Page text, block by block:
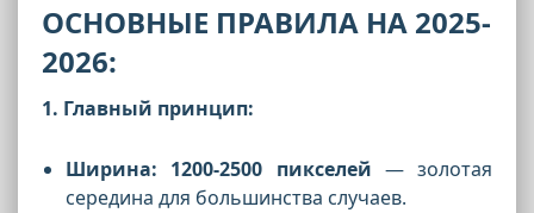
ОСНОВНЫЕ ПРАВИЛА НА 2025-
2026:
1. Главный принцип:
Ширина: 1200-2500 пикселей — золотая
середина для большинства случаев.